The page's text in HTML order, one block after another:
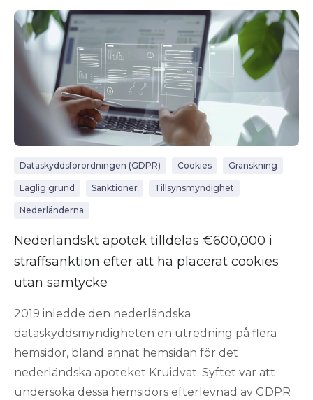
Dataskyddsförordningen (GDPR) Cookies Granskning
Laglig grund Sanktioner Tillsynsmyndighet
Nederländerna
Nederländskt apotek tilldelas €600,000 i
straffsanktion efter att ha placerat cookies
utan samtycke
2019 inledde den nederländska
dataskyddsmyndigheten en utredning på flera
hemsidor, bland annat hemsidan för det
nederländska apoteket Kruidvat. Syftet var att
undersöka dessa hemsidors efterlevnad av GDPR